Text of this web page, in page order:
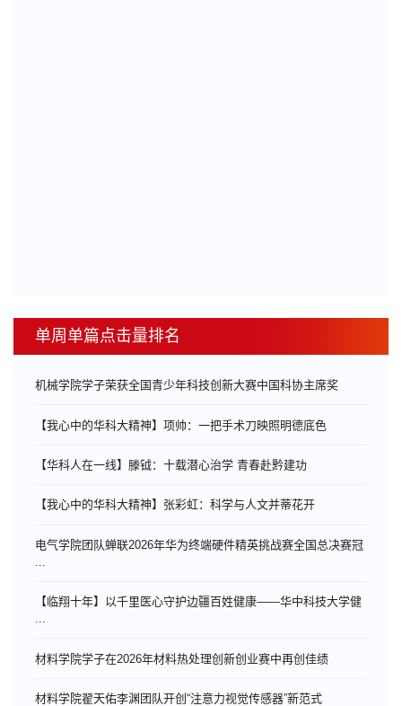
单周单篇点击量排名
机械学院学子荣获全国青少年科技创新大赛中国科协主席奖
【我心中的华科大精神】项帅：一把手术刀映照明德底色
【华科人在一线】滕钺：十载潜心治学 青春赴黔建功
【我心中的华科大精神】张彩虹：科学与人文并蒂花开
电气学院团队蝉联2026年华为终端硬件精英挑战赛全国总决赛冠
【临翔十年】以千里医心守护边疆百姓健康——华中科技大学健
...
材料学院学子在2026年材料热处理创新创业赛中再创佳绩
材料学院翟天佑李渊团队开创“注意力视觉传感器”新范式